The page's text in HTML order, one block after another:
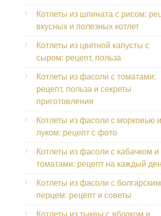
Котлеты из шпината с рисом:
вкусных и полезных котлет
Котлеты из цветной капусты с
сыром: рецепт, польза
Котлеты из фасоли с томатами:
рецепт, польза и секреты
приготовления
Котлеты из фасоли с морковью и
луком: рецепт с фото
Котлеты из фасоли с кабачком и
томатами: рецепт на каждый
Котлеты из фасоли с болгарским
перцем: рецепт и советы
Котлеты из тыквы с яблоком и